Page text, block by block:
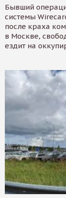
Бывший
системы
после краха
в Москве,
ездит на